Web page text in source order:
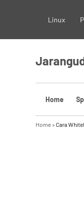
content
Linux
Home
Home »Cara